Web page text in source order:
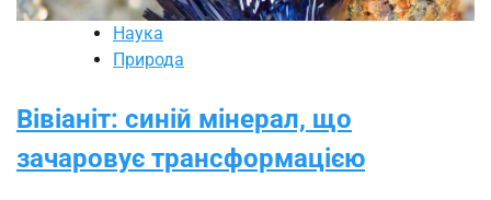
Наука
Природа
Вівіаніт: синій мінерал, що
зачаровує трансформацією